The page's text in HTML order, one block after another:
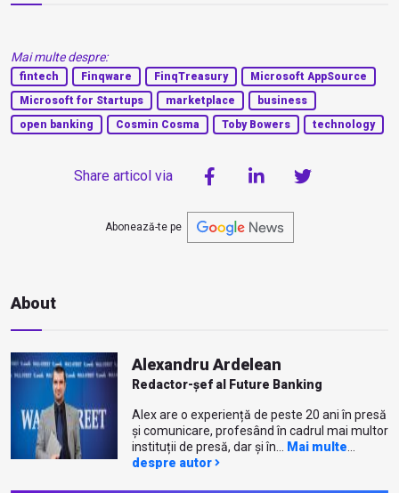
Mai multe despre:
fintech Finqware FinqTreasury
Microsoft AppSource
Microsoft for Startups
marketplace
business
open banking
Cosmin Cosma Toby Bowers technology
Share articol via
Abonează-te pe
About
Alexandru Ardelean
Redactor-șef al Future Banking
Alex are o experiență de peste 20 ani în presă
și comunicare, profesând în cadrul mai multor
instituții de presă, dar și în... Mai multe
despre autor